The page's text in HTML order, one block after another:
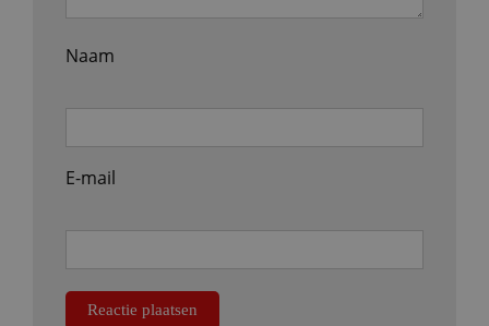
Naam
E-mail